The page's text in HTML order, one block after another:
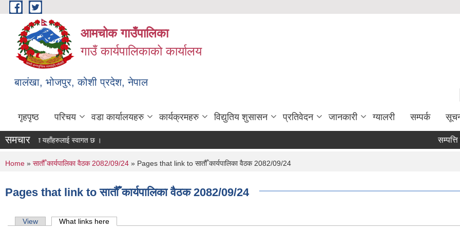
Skip to main content
आमचोक गाउँपालिका
गाउँ कार्यपालिकाको कार्यालय
बालंखा, भोजपुर, कोशी प्रदेश, नेपाल
गृहपृष्ठ परिचय वडा कार्यालयहरु कार्यक्रमहरु विद्युतिय शुसासन प्रतिवेदन जानकारी ग्यालरी सम्पर्क
मा यहाँहरुलाई स्वागत छ ।
समचार सम्पत्ति
You are here
Home » सातौँ कार्यपालिका वैठक 2082/09/24 » Pages that link to सातौँ कार्यपालिका वैठक 2082/09/24
Pages that link to सातौँ कार्यपालिका वैठक 2082/09/24
Primary tabs
View What links here